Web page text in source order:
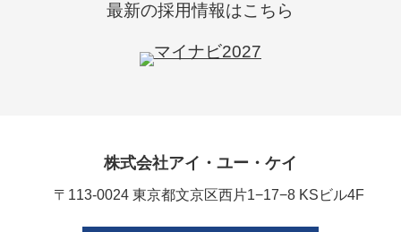
最新の採用情報はこちら
株式会社アイ・ユー・ケイ
〒113-0024 東京都文京区西片1−17−8 KSビル4F